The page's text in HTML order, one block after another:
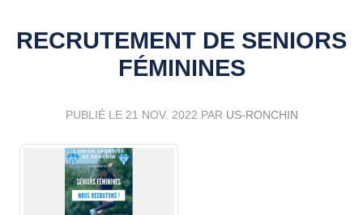
RECRUTEMENT DE SENIORS
FÉMININES
PUBLIÉ LE 21 NOV. 2022 PAR US-RONCHIN